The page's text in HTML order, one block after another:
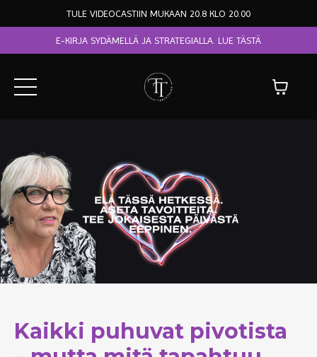
TULE VIDEOCASTIIN MUKAAN 20.8 KLO 20.00
E-KIRJA SYDÄMELLÄ JA STRATEGIALLA. LUE TÄSTÄ
Kaikki puhuvat pivotista